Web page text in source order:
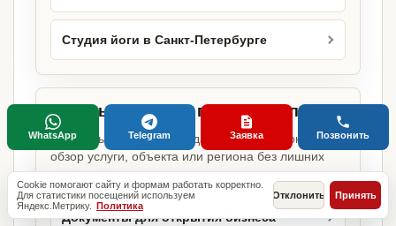
Студия йоги в Санкт-Петербурге
Базовые разделы по этому запросу
Родительские страницы дают более широкий
обзор услуги, объекта или региона без лишних
переходов.
Документы для открытия бизнеса
Cookie помогают сайту и формам работать корректно.
Для статистики посещений используем
Яндекс.Метрику. Политика
Отклонить Принять
WhatsApp Telegram Заявка Позвонить